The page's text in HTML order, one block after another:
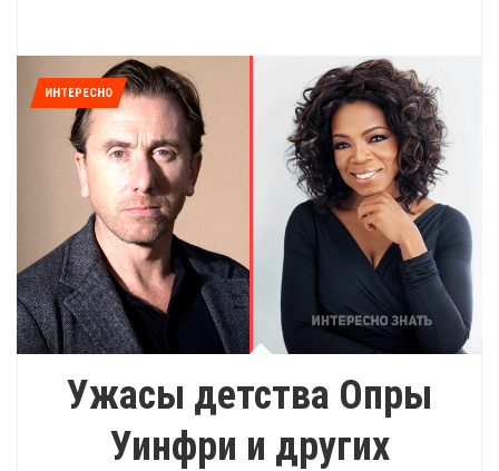
ИНТЕРЕСНО
Ужасы детства Опры
Уинфри и других